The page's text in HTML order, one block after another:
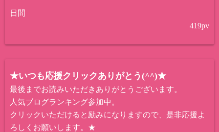
日間
419pv
★いつも応援クリックありがとう(^^)★
最後までお読みいただきありがとうございます。
人気ブログランキング参加中。
クリックいただけると励みになりますので、是非応援よ
ろしくお願いします。★